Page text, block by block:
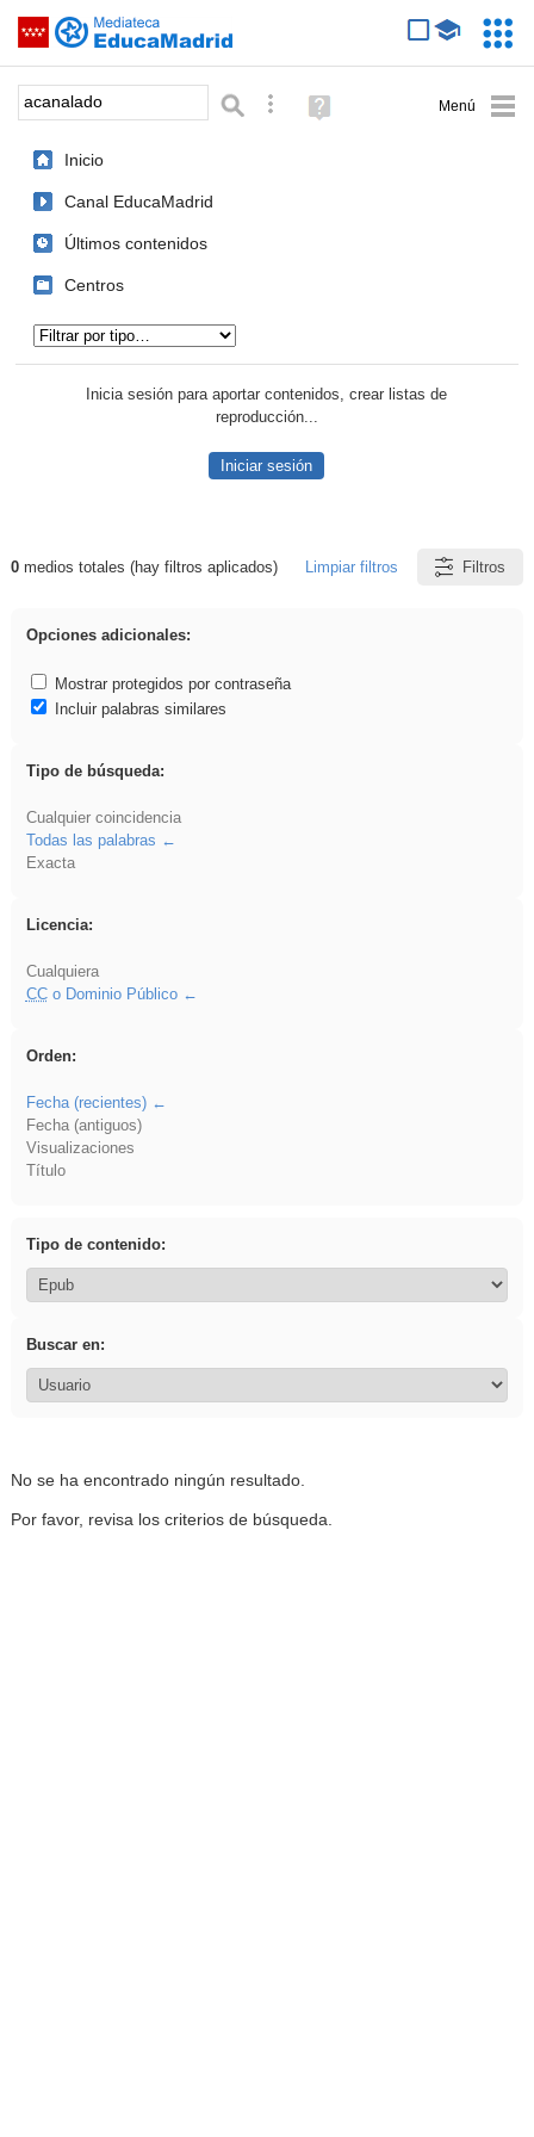
Saltar navegación
Palabra o frase: Búsqueda avanzada
Ayuda
(en
Inicio
Canal EducaMadrid
Últimos contenidos
Centros
Inicia sesión para aportar contenidos, crear listas de
reproducción...
Iniciar sesión
Resultados de: acanalado
0medios totales (hay filtros aplicados) Limpiar filtros Filtros
Opciones adicionales:
Mostrar protegidos por contraseña
Incluir palabras similares
Tipo de búsqueda:
Cualquier coincidencia
Todas las palabras
Exacta
Licencia:
Cualquiera
CCo Dominio Público
Orden:
Fecha (recientes)
Fecha (antiguos)
Visualizaciones
Título
Tipo de contenido:
Buscar en:
No se ha encontrado ningún resultado.
Por favor, revisa los criterios de búsqueda.